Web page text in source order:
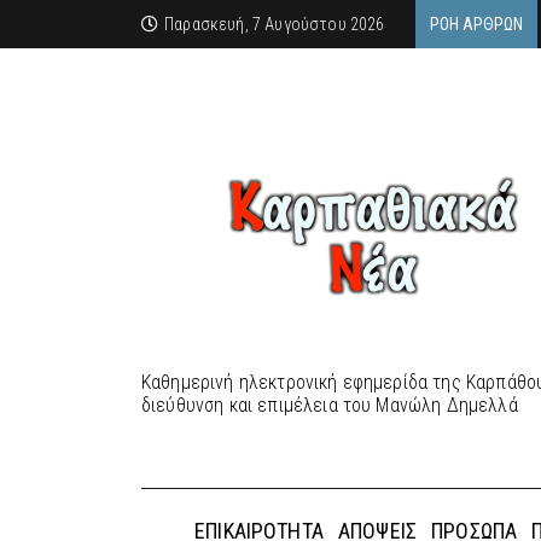
Παρασκευή, 7 Αυγούστου 2026 ΡΟΉ ΆΡΘΡΩΝ
Καθημερινή ηλεκτρονική εφημερίδα της
διεύθυνση και επιμέλεια του Μανώλη Δημελλά
ΕΠΙΚΑΙΡΌΤΗΤΑ ΑΠΌΨΕΙΣ ΠΡΌΣΩΠΑ